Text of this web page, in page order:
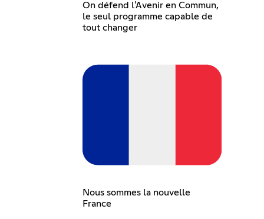
On défend l'Avenir en Commun,
le seul programme capable de
tout changer
Nous sommes la nouvelle
France